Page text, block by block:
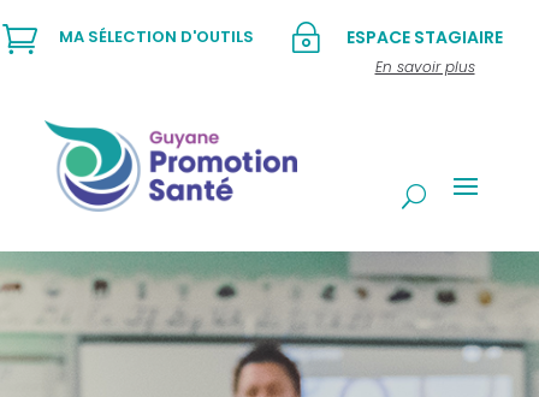
~ ESPACE STAGIAIRE
En savoir plus
 MA SÉLECTION D'OUTILS